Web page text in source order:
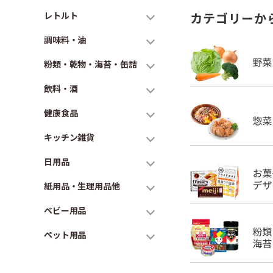
レトルト
調味料・油
粉類・乾物・海苔・缶詰
飲料・酒
健康食品
キッチン雑貨
日用品
紙用品・生理用品他
ベビー用品
ペット用品
カテゴリーか